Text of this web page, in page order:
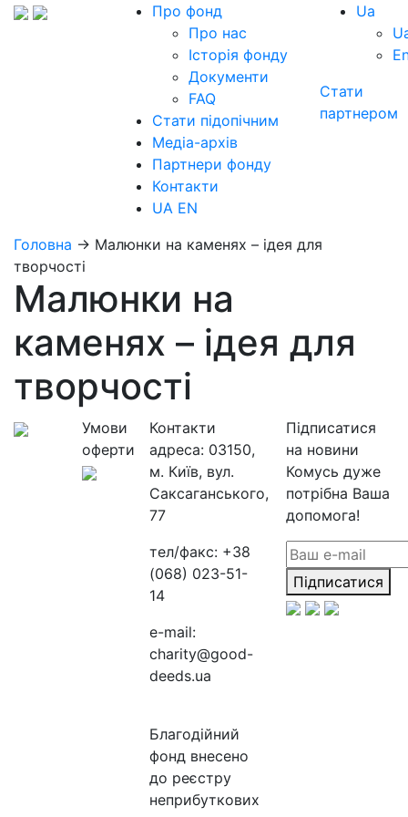
Про фонд
Про нас
Історія фонду
Документи
FAQ
Стати підопічним
Медіа-архів
Партнери фонду
Контакти
UA EN
Ua
Стати
партнером
Головна → Малюнки на каменях – ідея для
творчості
Малюнки на
каменях – ідея для
творчості
Умови
оферти
Контакти
адреса: 03150,
м. Київ, вул.
Саксаганського,
77
тел/факс: +38
(068) 023-51-
14
e-mail:
charity@good-
deeds.ua
Благодійний
фонд внесено
до реєстру
неприбуткових
Підписатися
на новини
Комусь дуже
потрібна Ваша
допомога!
Підписатися